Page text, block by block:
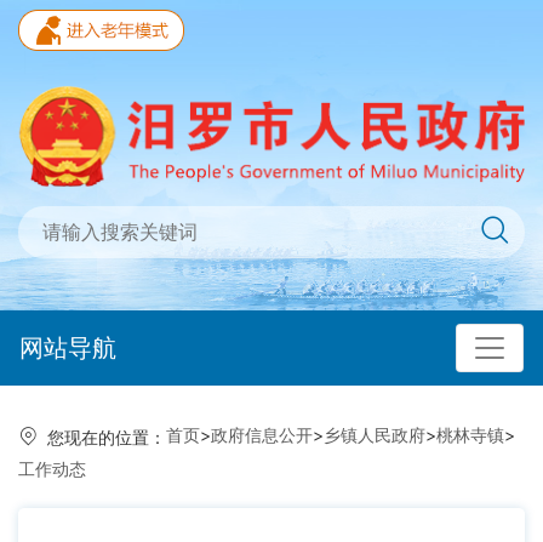
网站导航
您现在的位置： 首页>政府信息公开>乡镇人民政府>桃林寺镇>
工作动态